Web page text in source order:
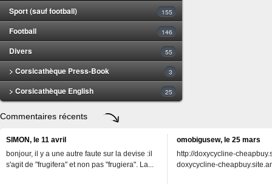
Sport (sauf football) 155
Football 146
Divers 55
> Corsicathèque Press-Book 3
> Corsicathèque English 25
Commentaires récents
SIMON, le 11 avril
bonjour, il y a une autre faute sur la devise :il
s'agit de "frugifera" et non pas "frugiera". La...
omobigusew, le 25 mars
http://doxycycline-
doxycycline-